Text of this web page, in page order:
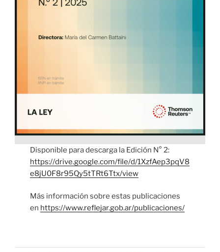
Disponible para descarga la Edición N° 2:
https://drive.google.com/file/d/1XzfAep3pqV8
e8jU0F8r95Qy5tTRt6Ttx/view
Más información sobre estas publicaciones
en https://www.reflejar.gob.ar/publicaciones/